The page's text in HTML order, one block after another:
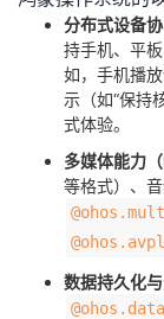
Programs
的
我
分布式设备
持手机、平
如，手机播
示（如“保持
式体验。
多媒体能力
等格式）、
数据持久化